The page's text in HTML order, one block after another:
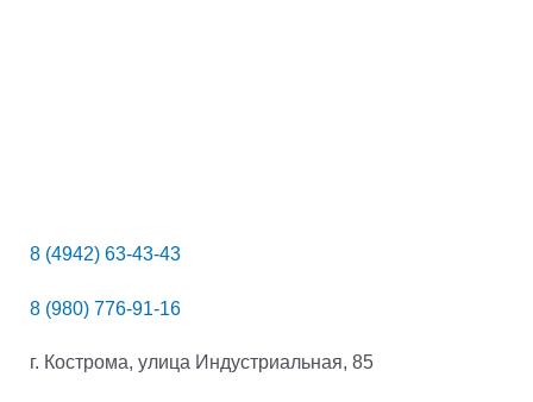
8 (4942) 63-43-43
8 (980) 776-91-16
г. Кострома, улица Индустриальная, 85